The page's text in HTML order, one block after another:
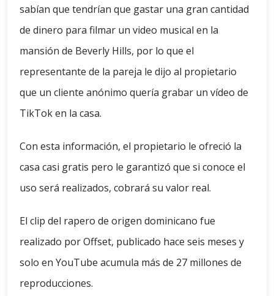
sabían que tendrían que gastar una gran cantidad
de dinero para filmar un video musical en la
mansión de Beverly Hills, por lo que el
representante de la pareja le dijo al propietario
que un cliente anónimo quería grabar un vídeo de
TikTok en la casa.
Con esta información, el propietario le ofreció la
casa casi gratis pero le garantizó que si conoce el
uso será realizados, cobrará su valor real.
El clip del rapero de origen dominicano fue
realizado por Offset, publicado hace seis meses y
solo en YouTube acumula más de 27 millones de
reproducciones.